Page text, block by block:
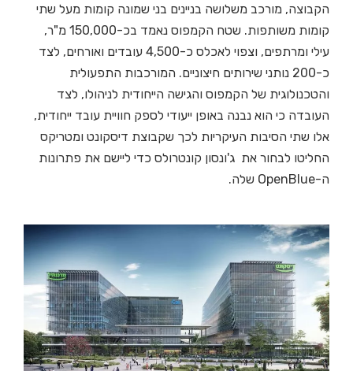
הקבוצה, מורכב משלושה בניינים בני שמונה קומות מעל שתי
קומות משותפות. שטח הקמפוס נאמד בכ-150,000 מ"ר,
עילי ומרתפים, וצפוי לאכלס כ-4,500 עובדים ואורחים, לצד
כ-200 נותני שירותים חיצוניים. המורכבות התפעולית
והטכנולוגית של הקמפוס והגישה הייחודית לניהולו, לצד
העובדה כי הוא נבנה באופן ייעודי לספק חוויית עובד ייחודית,
אלו שתי הסיבות העיקריות לכך שקבוצת דיסקונט ומטריקס
החליטו לבחור את ג'ונסון קונטרולס כדי ליישם את פתרונות
ה-OpenBlue שלה.